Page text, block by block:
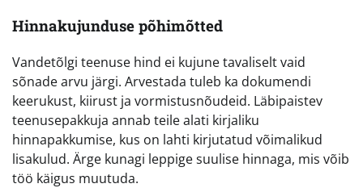
Hinnakujunduse põhimõtted
Vandetõlgi teenuse hind ei kujune tavaliselt vaid
sõnade arvu järgi. Arvestada tuleb ka dokumendi
keerukust, kiirust ja vormistusnõudeid. Läbipaistev
teenusepakkuja annab teile alati kirjaliku
hinnapakkumise, kus on lahti kirjutatud võimalikud
lisakulud. Ärge kunagi leppige suulise hinnaga, mis võib
töö käigus muutuda.